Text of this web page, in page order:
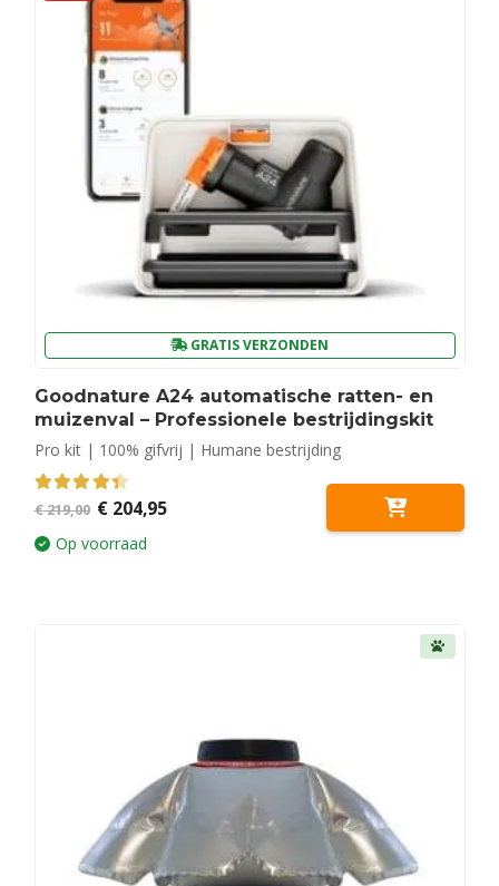
GRATIS VERZONDEN
Goodnature A24 automatische ratten- en
muizenval – Professionele bestrijdingskit
Pro kit | 100% gifvrij | Humane bestrijding
4.50out of 5
€219,00 Oorspronkelijke
was:
€ 219,00.
€ 204,95Huidige
Op voorraad